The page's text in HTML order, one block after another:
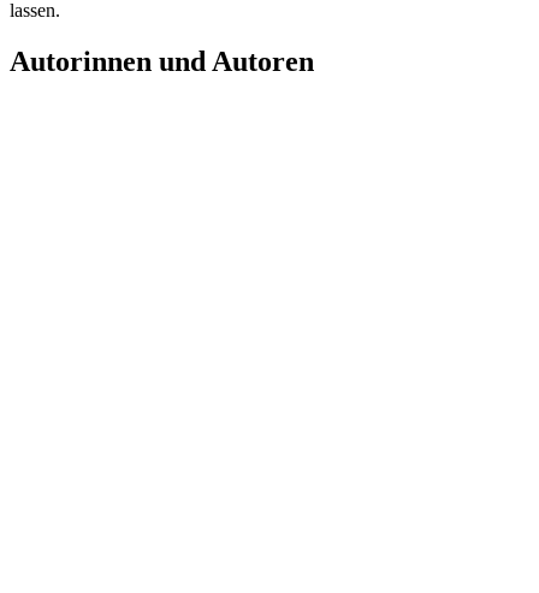
lassen.
Autorinnen und Autoren